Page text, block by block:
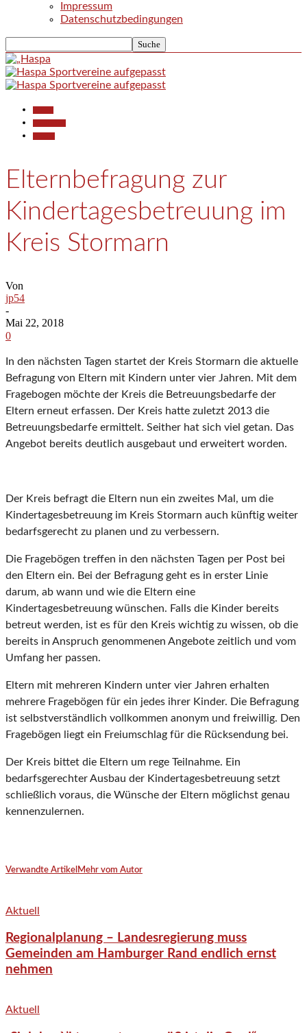
Impressum
Datenschutzbedingungen
Elternbefragung zur
Kindertagesbetreuung im
Kreis Stormarn
Von
jp54
-
Mai 22, 2018
0
In den nächsten Tagen startet der Kreis Stormarn die aktuelle
Befragung von Eltern mit Kindern unter vier Jahren. Mit dem
Fragebogen möchte der Kreis die Betreuungsbedarfe der
Eltern erneut erfassen. Der Kreis hatte zuletzt 2013 die
Betreuungsbedarfe ermittelt. Seither hat sich viel getan. Das
Angebot bereits deutlich ausgebaut und erweitert worden.
Der Kreis befragt die Eltern nun ein zweites Mal, um die
Kindertagesbetreuung im Kreis Stormarn auch künftig weiter
bedarfsgerecht zu planen und zu verbessern.
Die Fragebögen treffen in den nächsten Tagen per Post bei
den Eltern ein. Bei der Befragung geht es in erster Linie
darum, ab wann und wie die Eltern eine
Kindertagesbetreuung wünschen. Falls die Kinder bereits
betreut werden, ist es für den Kreis wichtig zu wissen, ob die
bereits in Anspruch genommenen Angebote zeitlich und vom
Umfang her passen.
Eltern mit mehreren Kindern unter vier Jahren erhalten
mehrere Fragebögen für ein jedes ihrer Kinder. Die Be­fragung
ist selbstverständlich vollkommen anonym und freiwillig. Den
Fragebögen liegt ein Freiumschlag für die Rücksendung bei.
Der Kreis bittet die Eltern um rege Teilnahme. Ein
bedarfsgerechter Ausbau der Kindertagesbetreuung setzt
schließlich voraus, die Wünsche der Eltern möglichst genau
kennenzulernen.
Verwandte Artikel Mehr vom Autor
Aktuell
Regionalplanung – Landesregierung muss
Gemeinden am Hamburger Rand endlich ernst
nehmen
Aktuell